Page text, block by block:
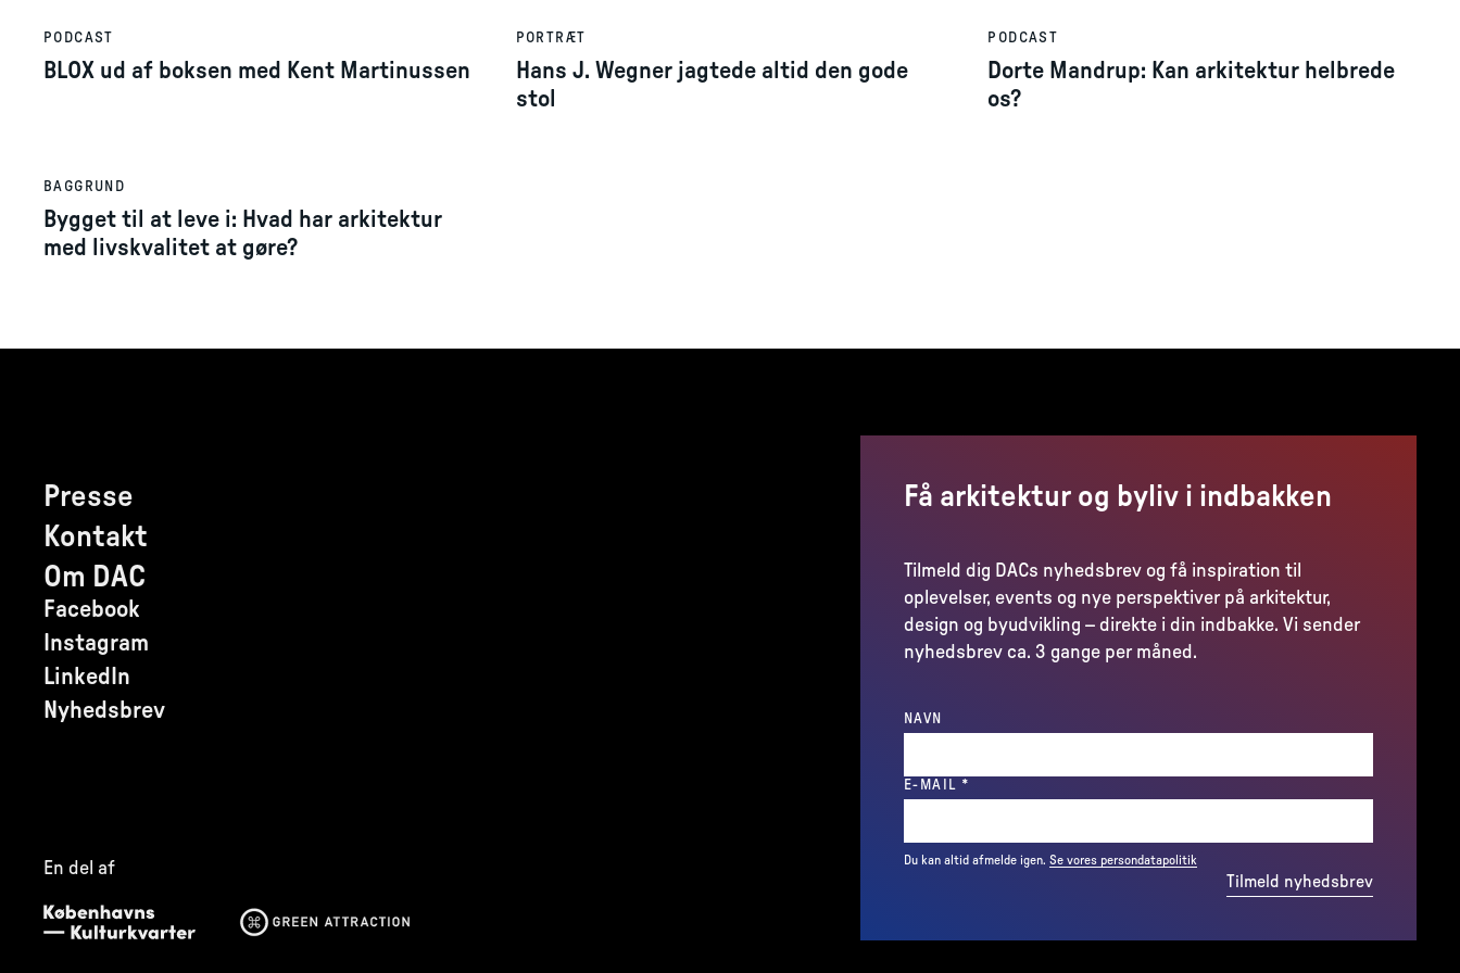
PODCAST
BLOX ud af boksen med Kent Martinussen
PORTRÆT
Hans J. Wegner jagtede altid den gode
stol
PODCAST
Dorte Mandrup: Kan arkitektur helbrede
os?
BAGGRUND
Bygget til at leve i: Hvad har arkitektur
med livskvalitet at gøre?
Presse
Kontakt
Om DAC
Facebook
Instagram
LinkedIn
Nyhedsbrev
En del af
Få arkitektur og byliv i indbakken
Tilmeld dig DACs nyhedsbrev og få inspiration til
oplevelser, events og nye perspektiver på arkitektur,
design og byudvikling – direkte i din indbakke. Vi sender
nyhedsbrev ca. 3 gange per måned.
NAVN
E-MAIL *
Du kan altid afmelde igen. Se vores persondatapolitik
Tilmeld nyhedsbrev